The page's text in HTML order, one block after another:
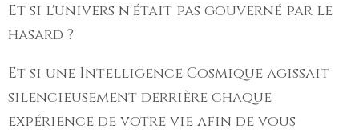
Et si l'univers n'était pas gouverné par le
hasard ?
Et si une Intelligence Cosmique agissait
silencieusement derrière chaque
expérience de votre vie afin de vous